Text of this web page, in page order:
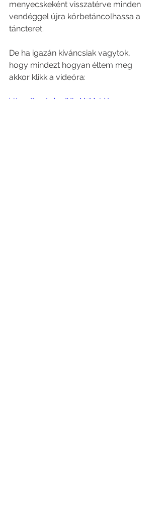
menyecskeként visszatérve minden
vendéggel újra körbetáncolhassa a
táncteret.
De ha igazán kíváncsiak vagytok,
hogy mindezt hogyan éltem meg
akkor klikk a videóra:
https://youtu.be/NI3rM7Mot1Y